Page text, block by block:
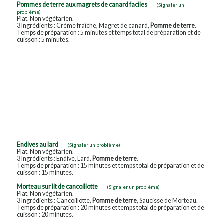
Pommes de terre aux magrets de canard faciles
(Signaler un
problème)
Plat. Non végétarien.
3 Ingrédients : Crème fraîche, Magret de canard, Pomme de terre.
Temps de préparation : 5 minutes et temps total de préparation et de
cuisson : 5 minutes.
Endives au lard (Signaler un problème)
Plat. Non végétarien.
3 Ingrédients : Endive, Lard, Pomme de terre.
Temps de préparation : 15 minutes et temps total de préparation et de
cuisson : 15 minutes.
Morteau sur lit de cancoillotte
(Signaler un problème)
Plat. Non végétarien.
3 Ingrédients : Cancoillotte, Pomme de terre, Saucisse de Morteau.
Temps de préparation : 20 minutes et temps total de préparation et de
cuisson : 20 minutes.